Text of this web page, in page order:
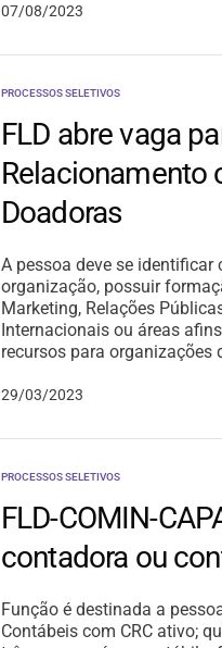
07/08/2023
PROCESSOS SELETIVOS
FLD abre vaga
Relacionamento
Doadoras
A pessoa deve se
organização, possuir
Marketing, Relações
Internacionais ou áreas
recursos para organizações
29/03/2023
PROCESSOS SELETIVOS
FLD-COMIN-
contadora ou
Função é destinada a
Contábeis com CRC ativo;